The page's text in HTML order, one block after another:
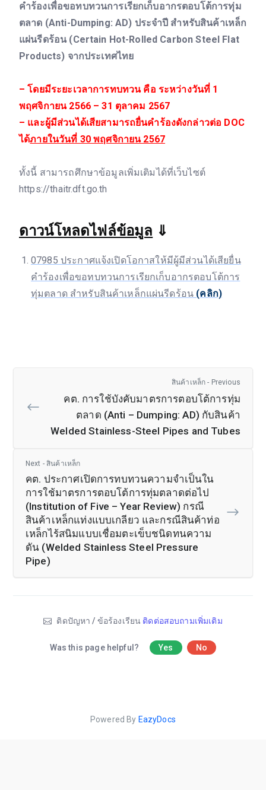
คำร้องเพื่อขอทบทวนการเรียกเก็บอากรตอบโต้การทุ่ม
ตลาด (Anti-Dumping: AD) ประจำปี สำหรับสินค้าเหล็ก
แผ่นรีดร้อน (Certain Hot-Rolled Carbon Steel Flat
Products) จากประเทศไทย
– โดยมีระยะเวลาการทบทวน คือ ระหว่างวันที่ 1
พฤศจิกายน 2566 – 31 ตุลาคม 2567
– และผู้มีส่วนได้เสียสามารถยื่นคำร้องดังกล่าวต่อ DOC
ได้ภายในวันที่ 30 พฤศจิกายน 2567
ทั้งนี้ สามารถศึกษาข้อมูลเพิ่มเติมได้ที่เว็บไซต์
https://thaitr.dft.go.th
ดาวน์โหลดไฟล์ข้อมูล ⇓
07985 ประกาศแจ้งเปิดโอกาสให้มีผู้มีส่วนได้เสียยื่น
คำร้องเพื่อขอทบทวนการเรียกเก็บอากรตอบโต้การ
ทุ่มตลาด สำหรับสินค้าเหล็กแผ่นรีดร้อน (คลิก)
สินค้าเหล็ก - Previous
คต. การใช้บังคับมาตรการตอบโต้การทุ่ม
ตลาด (Anti – Dumping: AD) กับสินค้า
Welded Stainless-Steel Pipes and Tubes
Next - สินค้าเหล็ก
คต. ประกาศเปิดการทบทวนความจำเป็นใน
การใช้มาตรการตอบโต้การทุ่มตลาดต่อไป
(Institution of Five – Year Review) กรณี
สินค้าเหล็กแท่งแบบเกลียว และกรณีสินค้าท่อ
เหล็กไร้สนิมแบบเชื่อมตะเข็บชนิดทนความ
ดัน (Welded Stainless Steel Pressure
Pipe)
ติดปัญหา / ข้อร้องเรียน ติดต่อสอบถามเพิ่มเติม
Was this page helpful? Yes No
Powered By EazyDocs